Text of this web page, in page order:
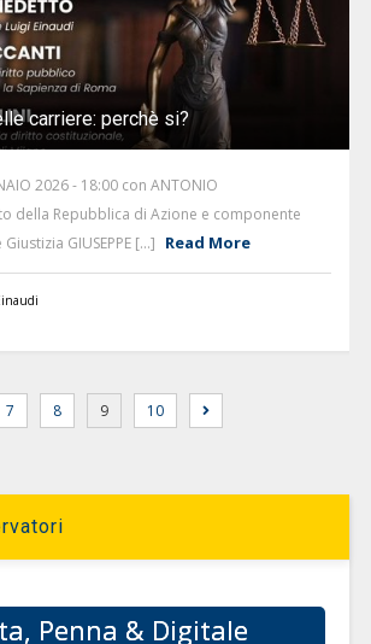
carriere: perchè si?
2026 - 18:00 con ANTONIO
della Repubblica di Azione e componente
GIUSEPPE [...] Read More
7 8 9 10
Penna & Digitale